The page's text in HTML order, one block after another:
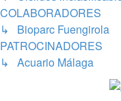
COLABORADORES
↳ Bioparc Fuengirola
PATROCINADORES
↳ Acuario Málaga